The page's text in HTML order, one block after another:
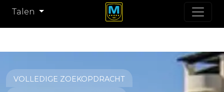
Talen
VOLLEDIGE ZOEKOPDRACHT